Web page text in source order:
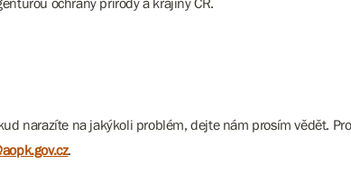
narazíte na jakýkoli problém, dejte nám prosím vědět.
.